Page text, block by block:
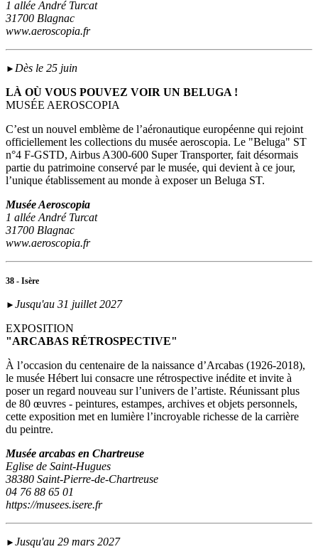
1 allée André Turcat
31700 Blagnac
www.aeroscopia.fr
► Dès le 25 juin
LÀ OÙ VOUS POUVEZ VOIR UN BELUGA !
MUSÉE AEROSCOPIA
C’est un nouvel emblème de l’aéronautique européenne qui rejoint
officiellement les collections du musée aeroscopia. Le "Beluga" ST
n°4 F-GSTD, Airbus A300-600 Super Transporter, fait désormais
partie du patrimoine conservé par le musée, qui devient à ce jour,
l’unique établissement au monde à exposer un Beluga ST.
Musée Aeroscopia
1 allée André Turcat
31700 Blagnac
www.aeroscopia.fr
38 - Isère
► Jusqu'au 31 juillet 2027
EXPOSITION
"ARCABAS RÉTROSPECTIVE"
À l’occasion du centenaire de la naissance d’Arcabas (1926-2018),
le musée Hébert lui consacre une rétrospective inédite et invite à
poser un regard nouveau sur l’univers de l’artiste. Réunissant plus
de 80 œuvres - peintures, estampes, archives et objets personnels,
cette exposition met en lumière l’incroyable richesse de la carrière
du peintre.
Musée arcabas en Chartreuse
Eglise de Saint-Hugues
38380 Saint-Pierre-de-Chartreuse
04 76 88 65 01
https://musees.isere.fr
► Jusqu'au 29 mars 2027